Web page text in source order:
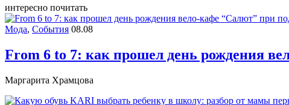
интересно почитать
Мода, События 08.08
From 6 to 7: как прошел день рождения
Маргарита Храмцова